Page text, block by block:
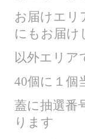
お届けエリ
にもお届け
以外エリア
40個に１個
蓋に抽選番
ります